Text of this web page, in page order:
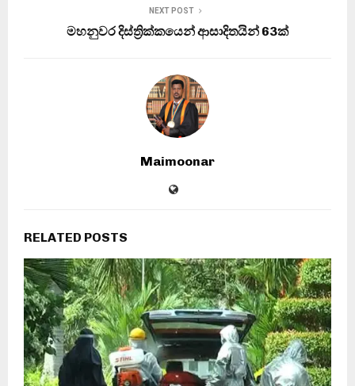
NEXT POST
මහනුවර දිස්ත්‍රික්කයෙන් ආසාදිතයින් 63ක්
Maimoonar
RELATED POSTS